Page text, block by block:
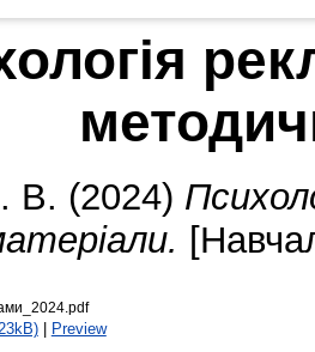
В. (2024)
| Preview